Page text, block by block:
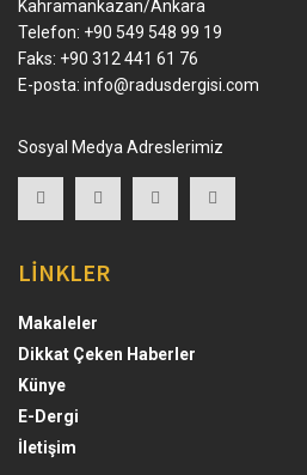
Kahramankazan/Ankara
Telefon: +90 549 548 99 19
Faks: +90 312 441 61 76
E-posta: info@radusdergisi.com
Sosyal Medya Adreslerimiz
LİNKLER
Makaleler
Dikkat Çeken Haberler
Künye
E-Dergi
İletişim